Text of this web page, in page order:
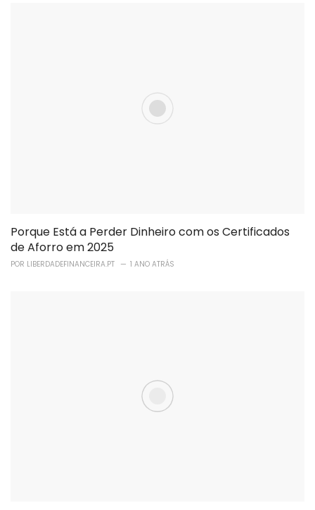
Porque Está a Perder Dinheiro com os Certificados
de Aforro em 2025
POR LIBERDADEFINANCEIRA.PT 1 ANO ATRÁS